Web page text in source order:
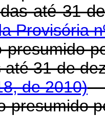
até
Provisória
presumido
até 31 de
de 2010)